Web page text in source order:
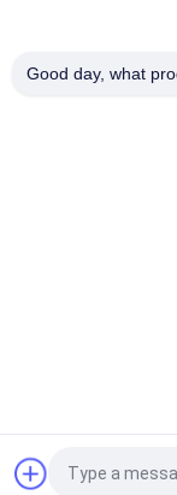
Canopy YUCHAI
Good day, what